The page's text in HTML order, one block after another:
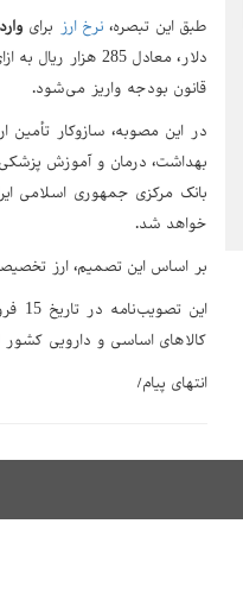
طبق این تبصره، نرخ ارز برای
قانون بودجه واریز می‌شود.
در این مصوبه، سازوکار
بهداشت، درمان و آموزش
بانک مرکزی جمهوری اسلامی
خواهد شد.
بر اساس این تصمیم، ارز
کالاهای اساسی و دارویی کشور
انتهای پیام/